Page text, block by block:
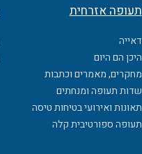
תעופה אזרחית
דאייה
היכן הם היום
מחקרים, מאמרים וכתבות
שדות תעופה ומנחתים
תאונות ואירועי בטיחות טיסה
תעופה ספורטיבית קלה